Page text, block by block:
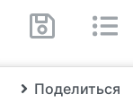
Поделиться